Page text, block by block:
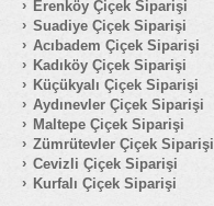
Erenköy Çiçek Siparişi
Suadiye Çiçek Siparişi
Acıbadem Çiçek Siparişi
Kadıköy Çiçek Siparişi
Küçükyalı Çiçek Siparişi
Aydınevler Çiçek Siparişi
Maltepe Çiçek Siparişi
Zümrütevler Çiçek Siparişi
Cevizli Çiçek Siparişi
Kurfalı Çiçek Siparişi